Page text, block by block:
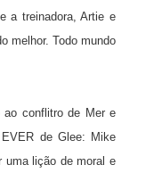
a treinadora, Artie e
melhor. Todo mundo
ao conflitro de Mer e
EVER de Glee: Mike
uma lição de moral e